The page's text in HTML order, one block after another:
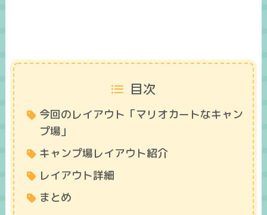
目次
今回のレイアウト「マリオカートなキャン
プ場」
キャンプ場レイアウト紹介
レイアウト詳細
まとめ